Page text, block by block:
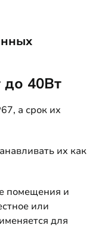
40Вт
а срок их
их как
помещения и
или
для